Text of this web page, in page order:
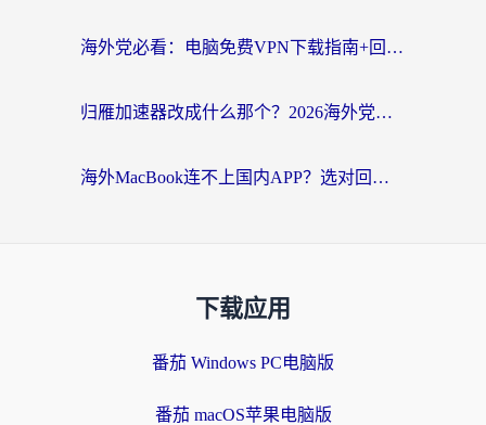
海外党必看：电脑免费VPN下载指南+回国加速器选择全攻略，告别地区限制
归雁加速器改成什么那个？2026海外党回国加速全攻略：告别地区限制，轻松刷剧玩游戏
海外MacBook连不上国内APP？选对回国VPN，告别地区限制的烦恼
下载应用
番茄 Windows PC电脑版
番茄 macOS苹果电脑版